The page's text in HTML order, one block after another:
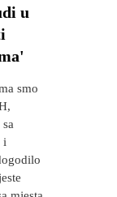
u
smo
i